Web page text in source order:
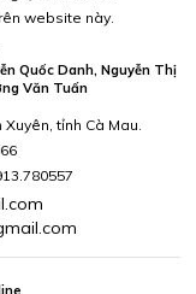
website này.
Quốc Danh, Nguyễn Thị
Văn Tuấn
tỉnh Cà Mau.